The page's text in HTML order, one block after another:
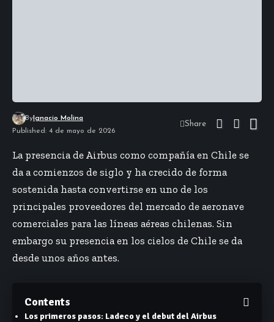
By Ignacio Molina
Published: 4 de mayo de 2026
Share
La presencia de Airbus como compañía en Chile se
da a comienzos de siglo y ha crecido de forma
sostenida hasta convertirse en uno de los
principales proveedores del mercado de aeronave
comerciales para las líneas aéreas chilenas. Sin
embargo su presencia en los cielos de Chile se da
desde unos años antes.
Contents
Los primeros pasos: Ladeco y el debut del Airbus